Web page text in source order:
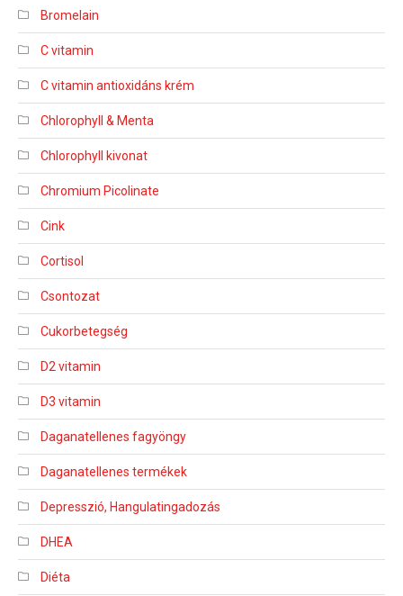
Bromelain
C vitamin
C vitamin antioxidáns krém
Chlorophyll & Menta
Chlorophyll kivonat
Chromium Picolinate
Cink
Cortisol
Csontozat
Cukorbetegség
D2 vitamin
D3 vitamin
Daganatellenes fagyöngy
Daganatellenes termékek
Depresszió, Hangulatingadozás
DHEA
Diéta